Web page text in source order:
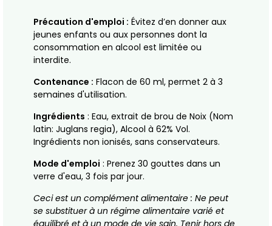
Précaution d'emploi : Évitez d’en donner aux
jeunes enfants ou aux personnes dont la
consommation en alcool est limitée ou
interdite.
Contenance : Flacon de 60 ml, permet 2 à 3
semaines d'utilisation.
Ingrédients : Eau, extrait de brou de Noix (Nom
latin: Juglans regia), Alcool à 62% Vol.
Ingrédients non ionisés, sans conservateurs.
Mode d'emploi : Prenez 30 gouttes dans un
verre d'eau, 3 fois par jour.
Ceci est un complément alimentaire : Ne peut
se substituer à un régime alimentaire varié et